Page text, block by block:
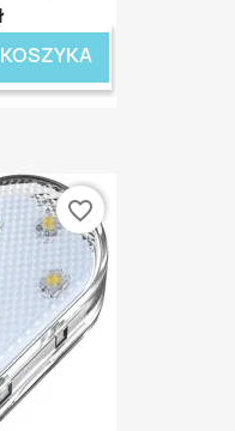
favorite_border